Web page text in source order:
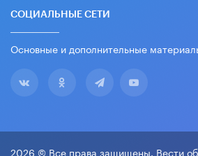
СОЦИАЛЬНЫЕ СЕТИ
Основные и дополнительные
2026 © Все права защищены. Вести